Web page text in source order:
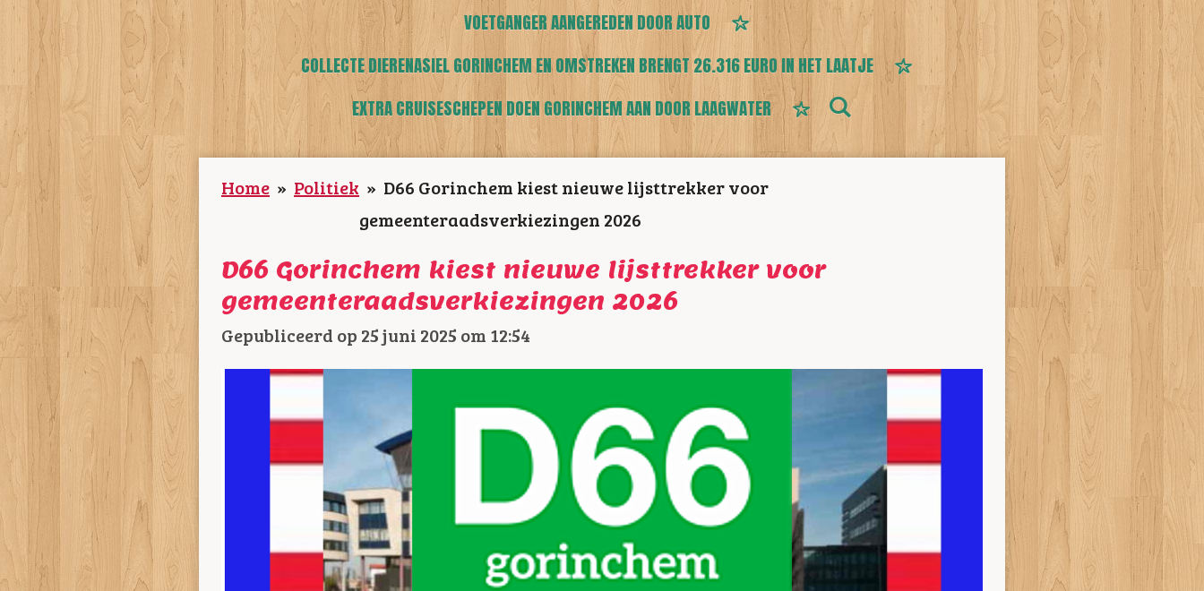
VOETGANGER AANGEREDEN DOOR AUTO
COLLECTE DIERENASIEL GORINCHEM EN OMSTREKEN BRENGT 26.316 EURO IN HET LAATJE
EXTRA CRUISESCHEPEN DOEN GORINCHEM AAN DOOR LAAGWATER
Home » Politiek » D66 Gorinchem kiest nieuwe lijsttrekker voor
gemeenteraadsverkiezingen 2026
D66 Gorinchem kiest nieuwe lijsttrekker voor
gemeenteraadsverkiezingen 2026
Gepubliceerd op 25 juni 2025 om 12:54